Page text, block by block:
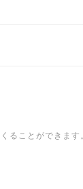
ることができます